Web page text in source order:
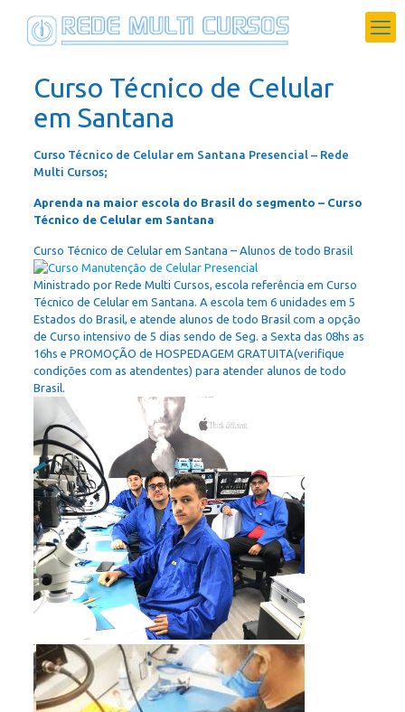
Curso Técnico de Celular
em Santana
Curso Técnico de Celular em Santana Presencial – Rede
Multi Cursos;
Aprenda na maior escola do Brasil do segmento – Curso
Técnico de Celular em Santana
Curso Técnico de Celular em Santana – Alunos de todo Brasil
Ministrado por Rede Multi Cursos, escola referência em Curso
Técnico de Celular em Santana. A escola tem 6 unidades em 5
Estados do Brasil, e atende alunos de todo Brasil com a opção
de Curso intensivo de 5 dias sendo de Seg. a Sexta das 08hs as
16hs e PROMOÇÃO de HOSPEDAGEM GRATUITA(verifique
condições com as atendentes) para atender alunos de todo
Brasil.